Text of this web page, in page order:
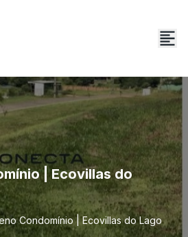
| Ecovillas do
Condomínio | Ecovillas do Lago